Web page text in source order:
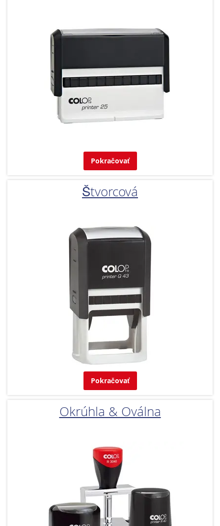
Pokračovať
Štvorcová
Pokračovať
Okrúhla & Oválna